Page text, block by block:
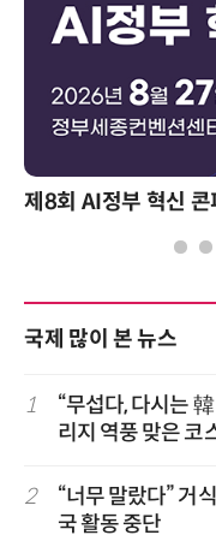
제8회 AI정부 혁신 콘
국제 많이 본 뉴스
1
“무섭다, 다시는
리지 역풍 맞은 코
2
“너무 말랐다” 거
국 활동 중단